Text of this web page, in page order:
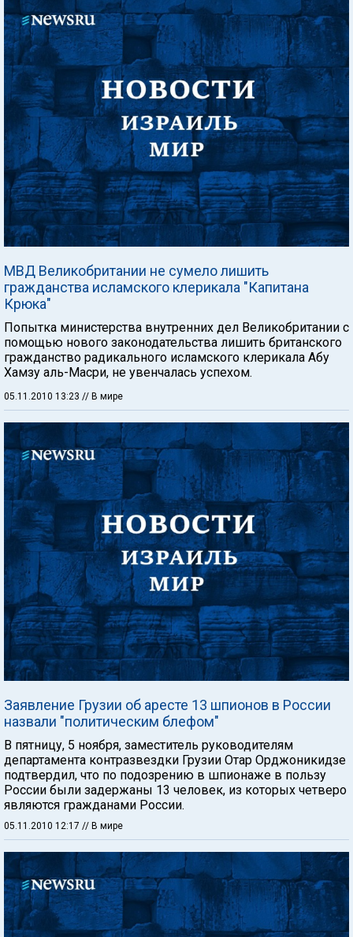
МВД Великобритании не сумело лишить
гражданства исламского клерикала "Капитана
Крюка"
Попытка министерства внутренних дел Великобритании с
помощью нового законодательства лишить британского
гражданство радикального исламского клерикала Абу
Хамзу аль-Масри, не увенчалась успехом.
05.11.2010 13:23 // В мире
Заявление Грузии об аресте 13 шпионов в России
назвали "политическим блефом"
В пятницу, 5 ноября, заместитель руководителям
департамента контразвездки Грузии Отар Орджоникидзе
подтвердил, что по подозрению в шпионаже в пользу
России были задержаны 13 человек, из которых четверо
являются гражданами России.
05.11.2010 12:17 // В мире